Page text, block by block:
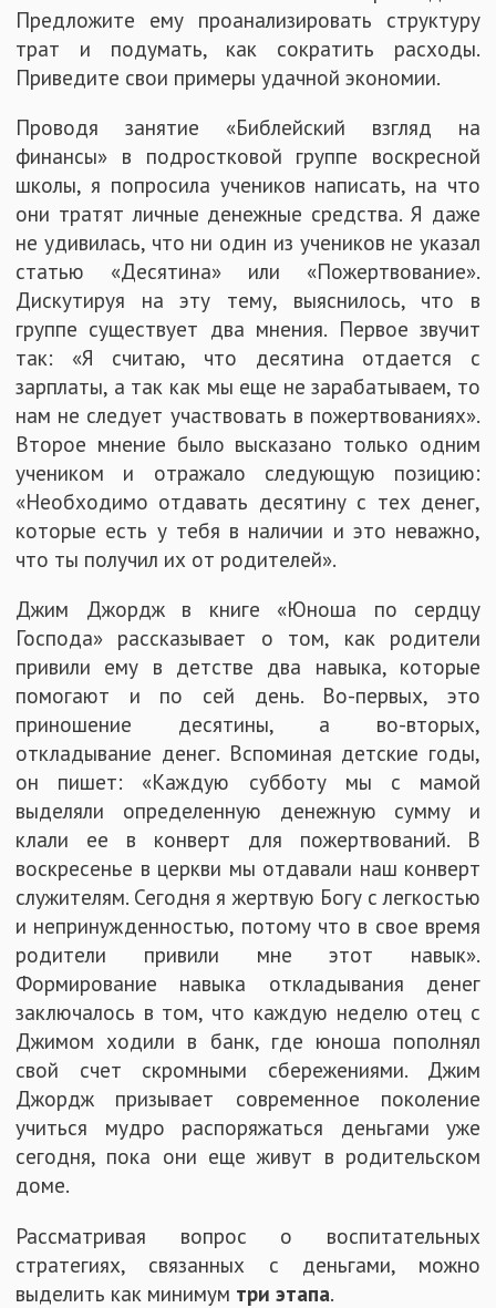
Предложите ему проанализировать структуру
трат и подумать, как сократить расходы.
Приведите свои примеры удачной экономии.
Проводя занятие «Библейский взгляд на
финансы» в подростковой группе воскресной
школы, я попросила учеников написать, на что
они тратят личные денежные средства. Я даже
не удивилась, что ни один из учеников не указал
статью «Десятина» или «Пожертвование».
Дискутируя на эту тему, выяснилось, что в
группе существует два мнения. Первое звучит
так: «Я считаю, что десятина отдается с
зарплаты, а так как мы еще не зарабатываем, то
нам не следует участвовать в пожертвованиях».
Второе мнение было высказано только одним
учеником и отражало следующую позицию:
«Необходимо отдавать десятину с тех денег,
которые есть у тебя в наличии и это неважно,
что ты получил их от родителей».
Джим Джордж в книге «Юноша по сердцу
Господа» рассказывает о том, как родители
привили ему в детстве два навыка, которые
помогают и по сей день. Во-первых, это
приношение десятины, а во-вторых,
откладывание денег. Вспоминая детские годы,
он пишет: «Каждую субботу мы с мамой
выделяли определенную денежную сумму и
клали ее в конверт для пожертвований. В
воскресенье в церкви мы отдавали наш конверт
служителям. Сегодня я жертвую Богу с легкостью
и непринужденностью, потому что в свое время
родители привили мне этот навык».
Формирование навыка откладывания денег
заключалось в том, что каждую неделю отец с
Джимом ходили в банк, где юноша пополнял
свой счет скромными сбережениями. Джим
Джордж призывает современное поколение
учиться мудро распоряжаться деньгами уже
сегодня, пока они еще живут в родительском
доме.
Рассматривая вопрос о воспитательных
стратегиях, связанных с деньгами, можно
выделить как минимум три этапа.